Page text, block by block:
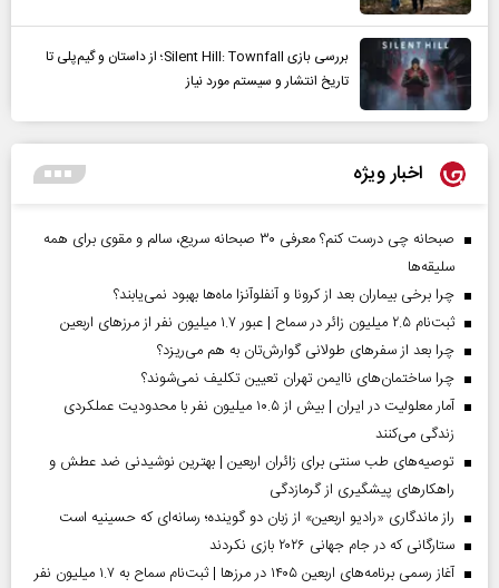
بررسی بازی Silent Hill: Townfall؛ از داستان و گیم‌پلی تا
تاریخ انتشار و سیستم مورد نیاز
اخبار ویژه
صبحانه چی درست کنم؟ معرفی ۳۰ صبحانه سریع، سالم و مقوی برای همه
سلیقه‌ها
چرا برخی بیماران بعد از کرونا و آنفلوآنزا ماه‌ها بهبود نمی‌یابند؟
ثبت‌نام ۲.۵ میلیون زائر در سماح | عبور ۱.۷ میلیون نفر از مرز‌های اربعین
چرا بعد از سفرهای طولانی گوارش‌تان به هم می‌ریزد؟
چرا ساختمان‌های ناایمن تهران تعیین تکلیف نمی‌شوند؟
آمار معلولیت در ایران | بیش از ۱۰.۵ میلیون نفر با محدودیت عملکردی
زندگی می‌کنند
توصیه‌های طب سنتی برای زائران اربعین | بهترین نوشیدنی ضد عطش و
راهکارهای پیشگیری از گرمازدگی
راز ماندگاری «رادیو اربعین» از زبان دو گوینده؛ رسانه‌ای که حسینیه است
ستارگانی که در جام جهانی ۲۰۲۶ بازی نکردند
آغاز رسمی برنامه‌های اربعین ۱۴۰۵ در مرز‌ها | ثبت‌نام سماح به ۱.۷ میلیون نفر